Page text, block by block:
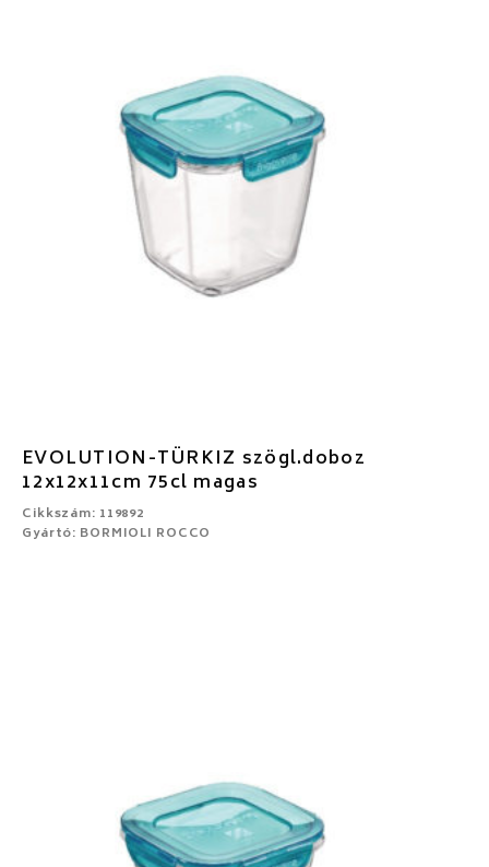
EVOLUTION-TÜRKIZ szögl.doboz
12x12x11cm 75cl magas
Cikkszám: 119892
Gyártó: BORMIOLI ROCCO